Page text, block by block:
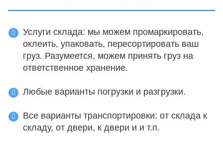
Услуги склада: мы можем промаркировать,
оклеить, упаковать, пересортировать ваш
груз. Разумеется, можем принять груз на
ответственное хранение.
Любые варианты погрузки и разгрузки.
Все варианты транспортировки: от склада к
складу, от двери, к двери и и т.п.